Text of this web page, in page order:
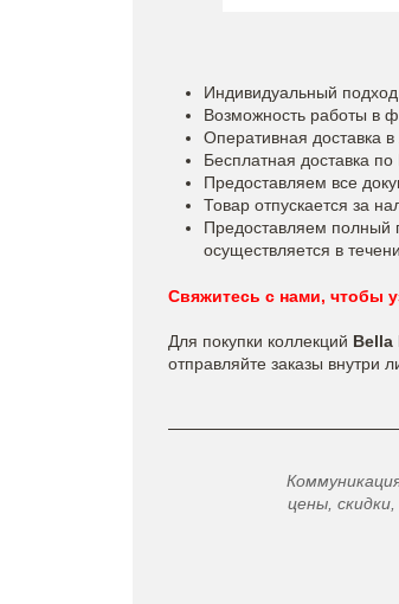
Индивидуальный
Возможность работы в
Оперативная доставка
Бесплатная доставка
Предоставляем все
Товар отпускается за
Предоставляем полный
осуществляется в
Свяжитесь с нами, чтобы
Для покупки коллекций Bella
отправляйте заказы внутри
цены,